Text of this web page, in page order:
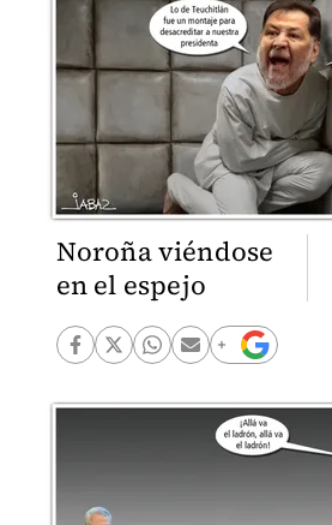
Noroña viéndose
en el espejo